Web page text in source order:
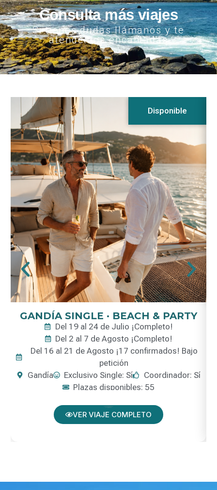
Consulta más viajes
Si tienes dudas llámanos y te
atendemos encantadas
Disponible
GANDÍA SINGLE · BEACH & PARTY
Del 19 al 24 de Julio ¡Completo!
Del 2 al 7 de Agosto ¡Completo!
Del 16 al 21 de Agosto ¡17 confirmados! Bajo
petición
Gandía
Exclusivo Single: Sí
Coordinador: Sí
Plazas disponibles: 55
VER VIAJE C0MPLETO